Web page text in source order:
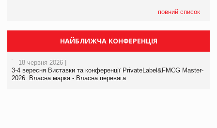
повний список
НАЙБЛИЖЧА КОНФЕРЕНЦІЯ
18 червня 2026 |
3-4 вересня Виставки та конференції PrivateLabel&FMCG Master-
2026: Власна марка - Власна перевага